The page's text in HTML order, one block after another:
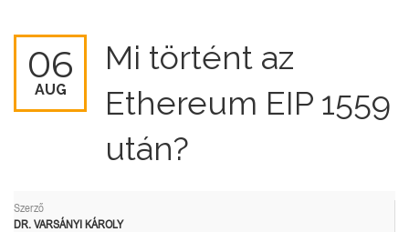
06
AUG
Mi történt az
Ethereum EIP 1559
után?
Szerző
DR. VARSÁNYI KÁROLY